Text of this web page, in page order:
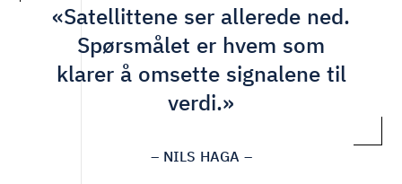
«Satellittene ser allerede ned.
Spørsmålet er hvem som
klarer å omsette signalene til
verdi.»
– NILS HAGA –